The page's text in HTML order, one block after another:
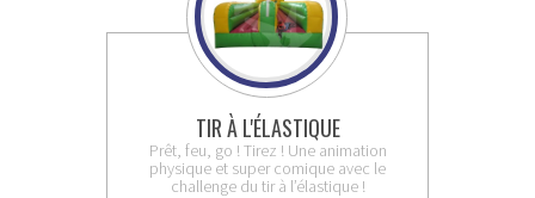
TIR À L'ÉLASTIQUE
Prêt, feu, go ! Tirez ! Une animation
physique et super comique avec le
challenge du tir à l’élastique !